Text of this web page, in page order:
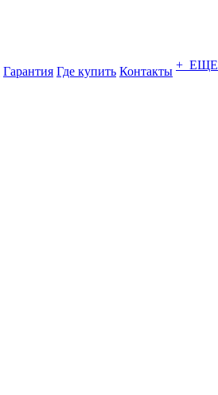
Гарантия Где купить Контакты + ЕЩЕ